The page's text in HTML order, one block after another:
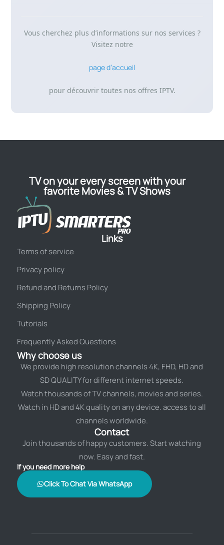
Vous cherchez plus d’informations sur nos services ?
Visitez notre
page d’accueil
pour découvrir toutes nos offres IPTV.
TV on your every screen with your
favorite Movies & TV Shows
Links
Terms of service
Privacy policy
Refund and Returns Policy
Shipping Policy
Tutorials
Frequently Asked Questions
Why choose us
We provide high resolution channels 4K, FHD, HD and
SD QUALITY for different internet speeds.
Watch thousands of TV channels, movies and series.
Watch in HD and 4K quality on any device. access to all
channels worldwide.
Contact
Join thousands of happy customers. Start watching
now. Easy and fast.
If you need more help
Click To Chat Via WhatsApp